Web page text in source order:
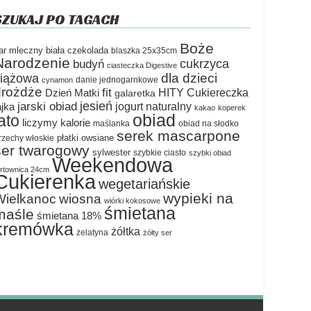
PO TAGACH
mleczny biała czekolada blaszka 25x35cm Boże
budyń ciasteczka Digestive cukrzyca
cynamon danie jednogarnkowe dla dzieci
Dzień Matki fit galaretka HITY Cukiereczka
jarski obiad jesień jogurt naturalny kakao koperek
liczymy kalorie maślanka obiad obiad na słodko
włoskie płatki owsiane serek mascarpone
twarogowy sylwester szybkie ciasto szybki obiad
24cm Weekendowa
wegetariańskie
wiosna wiórki kokosowe wypieki na
śmietana 18% śmietana
żelatyna żółtka żółty ser